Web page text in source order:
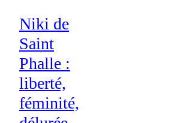
Niki de
Saint
Phalle :
liberté,
féminité,